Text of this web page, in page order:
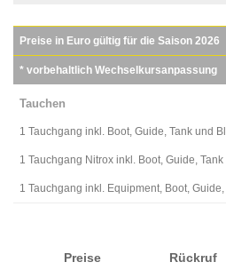
Preise in Euro gültig für die Saison 2026
* vorbehaltlich Wechselkursanpassung
Tauchen
1 Tauchgang inkl. Boot, Guide, Tank und
1 Tauchgang Nitrox inkl. Boot, Guide,
1 Tauchgang inkl. Equipment, Boot,
Preise Rückruf